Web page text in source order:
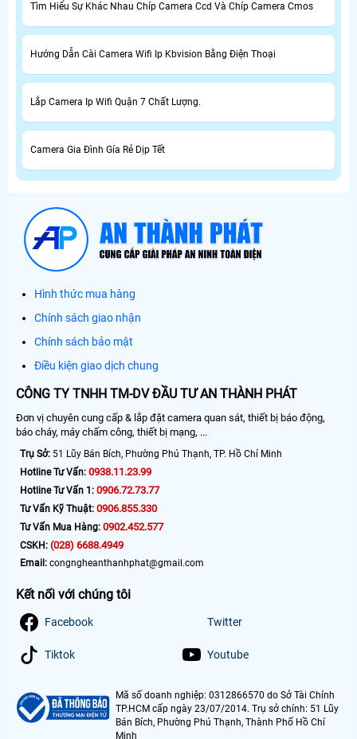
Tìm Hiểu Sự Khác Nhau Chíp Camera Ccd Và Chíp Camera Cmos
Hướng Dẫn Cài Camera Wifi Ip Kbvision Bằng Điện Thoại
Lắp Camera Ip Wifi Quận 7 Chất Lượng.
Camera Gia Đình Gía Rẻ Dịp Tết
Hình thức mua hàng
Chính sách giao nhận
Chính sách bảo mật
Điều kiện giao dịch chung
CÔNG TY TNHH TM-DV ĐẦU TƯ AN THÀNH PHÁT
Đơn vị chuyên cung cấp & lắp đặt camera quan sát, thiết bị báo động,
báo cháy, máy chấm công, thiết bị mạng, ...
Trụ Sở: 51 Lũy Bán Bích, Phường Phú Thạnh, TP. Hồ Chí Minh
Hotline Tư Vấn: 0938.11.23.99
Hotline Tư Vấn 1: 0906.72.73.77
Tư Vấn Kỹ Thuật: 0906.855.330
Tư Vấn Mua Hàng: 0902.452.577
CSKH: (028) 6688.4949
Email: congngheanthanhphat@gmail.com
Kết nối với chúng tôi
Facebook Twitter
Tiktok Youtube
Mã số doanh nghiệp: 0312866570 do Sở Tài Chính
TP.HCM cấp ngày 23/07/2014. Trụ sở chính: 51 Lũy
Bán Bích, Phường Phú Thạnh, Thành Phố Hồ Chí
Minh